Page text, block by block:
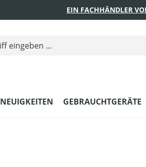
EIN FACHHÄNDLER
NEUIGKEITEN GEBRAUCHTGERÄTE